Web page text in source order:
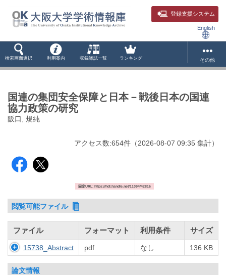
登録支援システム
English
検索画面選択 利用案内 収録雑誌一覧 ランキング その他
国連の集団安全保障と日本－戦後日本の国連
協力政策の研究
阪口, 規純
アクセス数:654件 （2026-08-07 09:35 集計）
固定URL: https://hdl.handle.net/11094/42816
閲覧可能ファイル
ファイル フォーマット 利用条件 サイズ
15738_Abstract pdf なし 136 KB
論文情報